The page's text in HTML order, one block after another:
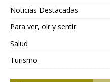
Noticias Destacadas
Para ver, oír y sentir
Salud
Turismo